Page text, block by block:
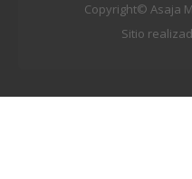
Copyright© Asaja
Sitio